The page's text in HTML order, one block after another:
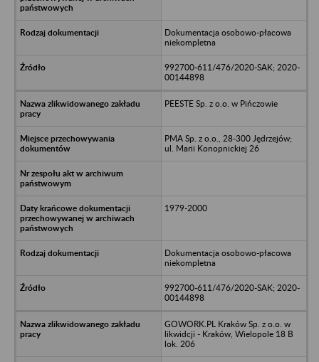
Dokumentacja osobowo-płacowa
niekompletna
992700-611/476/2020-SAK; 2020-
00144898
PEESTE Sp. z o.o. w Pińczowie
PMA Sp. z o.o., 28-300 Jędrzejów;
ul. Marii Konopnickiej 26
1979-2000
Dokumentacja osobowo-płacowa
niekompletna
992700-611/476/2020-SAK; 2020-
00144898
GOWORK.PL Kraków Sp. z o.o. w
likwidcji - Kraków, Wielopole 18 B
lok. 206